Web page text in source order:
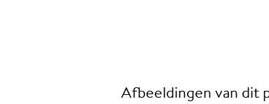
Afbeeldingen van dit